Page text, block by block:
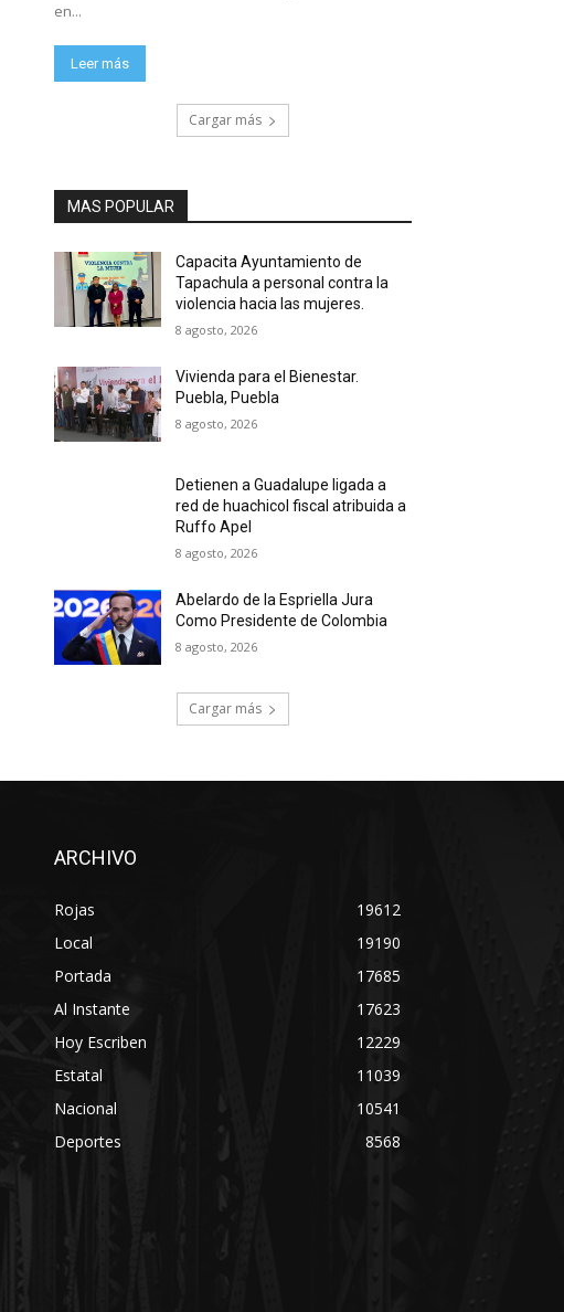
en...
Leer más
Cargar más
MAS POPULAR
Capacita Ayuntamiento de
Tapachula a personal contra la
violencia hacia las mujeres.
8 agosto, 2026
Vivienda para el Bienestar.
Puebla, Puebla
8 agosto, 2026
Detienen a Guadalupe ligada a
red de huachicol fiscal atribuida a
Ruffo Apel
8 agosto, 2026
Abelardo de la Espriella Jura
Como Presidente de Colombia
8 agosto, 2026
Cargar más
ARCHIVO
Rojas
19612
Local
19190
Portada
17685
Al Instante
17623
Hoy Escriben
12229
Estatal
11039
Nacional
10541
Deportes
8568